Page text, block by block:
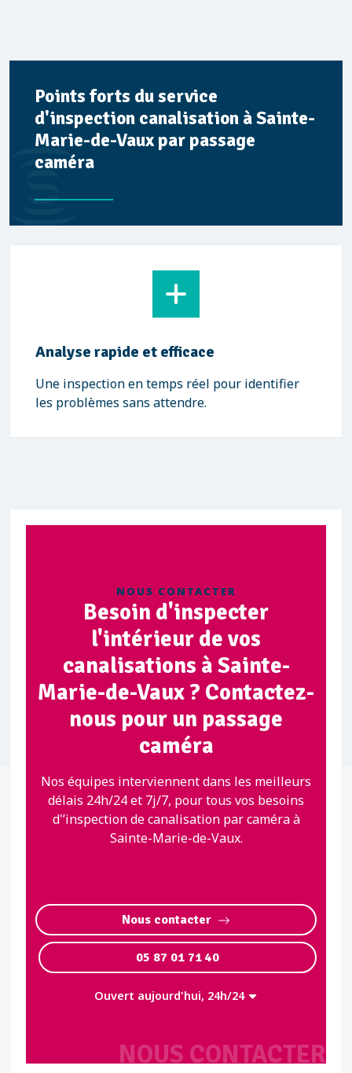
Points forts du service
d'inspection canalisation à Sainte-
Marie-de-Vaux par passage
caméra
Analyse rapide et efficace
Une inspection en temps réel pour identifier
les problèmes sans attendre.
NOUS CONTACTER
NOUS CONTACTER
Besoin d'inspecter
l'intérieur de vos
canalisations à Sainte-
Marie-de-Vaux ? Contactez-
nous pour un passage
caméra
Nos équipes interviennent dans les meilleurs
délais 24h/24 et 7j/7, pour tous vos besoins
d'’inspection de canalisation par caméra à
Sainte-Marie-de-Vaux.
Nous contacter
05 87 01 71 40
Ouvert aujourd'hui, 24h/24